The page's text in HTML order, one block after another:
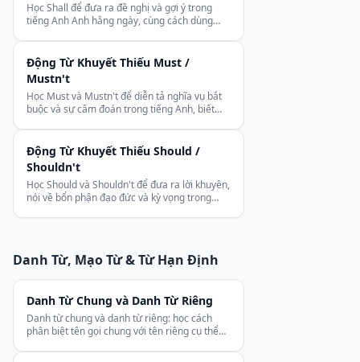
Học Shall để đưa ra đề nghị và gợi ý trong
tiếng Anh Anh hằng ngày, cùng cách dùng
trang trọng, pháp lý.
Động Từ Khuyết Thiếu Must /
Mustn't
Học Must và Mustn't để diễn tả nghĩa vụ bắt
buộc và sự cấm đoán trong tiếng Anh, biết
Động Từ Khuyết Thiếu Should /
Shouldn't
Học Should và Shouldn't để đưa ra lời khuyên,
nói về bổn phận đạo đức và kỳ vọng trong
Danh Từ, Mạo Từ & Từ Hạn Định
Danh Từ Chung và Danh Từ Riêng
Danh từ chung và danh từ riêng: học cách
phân biệt tên gọi chung với tên riêng cụ thể